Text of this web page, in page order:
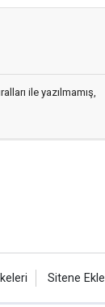
ile yazılmamış,
Sitene Ekle